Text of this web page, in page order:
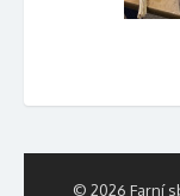
© 2026 Farní